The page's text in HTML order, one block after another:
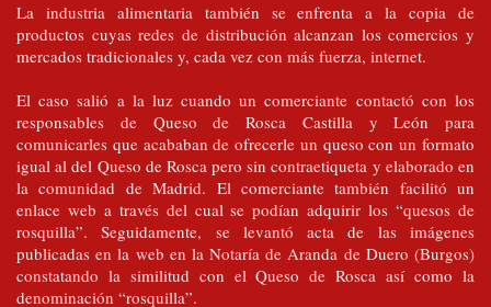
La industria alimentaria también se enfrenta a la copia de
productos cuyas redes de distribución alcanzan los comercios y
mercados tradicionales y, cada vez con más fuerza, internet.
El caso salió a la luz cuando un comerciante contactó con los
responsables de Queso de Rosca Castilla y León para
comunicarles que acababan de ofrecerle un queso con un formato
igual al del Queso de Rosca pero sin contraetiqueta y elaborado en
la comunidad de Madrid. El comerciante también facilitó un
enlace web a través del cual se podían adquirir los “quesos de
rosquilla”. Seguidamente, se levantó acta de las imágenes
publicadas en la web en la Notaría de Aranda de Duero (Burgos)
constatando la similitud con el Queso de Rosca así como la
denominación “rosquilla”.